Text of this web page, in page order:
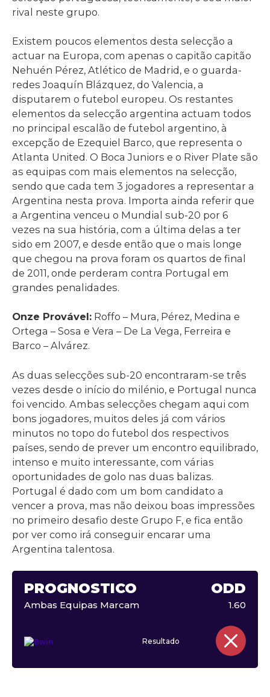
rival neste grupo.
Existem poucos elementos desta selecção a
actuar na Europa, com apenas o capitão capitão
Nehuén Pérez, Atlético de Madrid, e o guarda-
redes Joaquín Blázquez, do Valencia, a
disputarem o futebol europeu. Os restantes
elementos da selecção argentina actuam todos
no principal escalão de futebol argentino, à
excepção de Ezequiel Barco, que representa o
Atlanta United. O Boca Juniors e o River Plate são
as equipas com mais elementos na selecção,
sendo que cada tem 3 jogadores a representar a
Argentina nesta prova. Importa ainda referir que
a Argentina venceu o Mundial sub-20 por 6
vezes na sua história, com a última delas a ter
sido em 2007, e desde então que o mais longe
que chegou na prova foram os quartos de final
de 2011, onde perderam contra Portugal em
grandes penalidades.
Onze Provável: Roffo – Mura, Pérez, Medina e
Ortega – Sosa e Vera – De La Vega, Ferreira e
Barco – Alvárez.
As duas selecções sub-20 encontraram-se três
vezes desde o início do milénio, e Portugal nunca
foi vencido. Ambas selecções chegam aqui com
bons jogadores, muitos deles já com vários
minutos no topo do futebol dos respectivos
países, sendo de prever um encontro equilibrado,
intenso e muito interessante, com várias
oportunidades de golo nas duas balizas.
Portugal é dado com um bom candidato a
vencer a prova, mas não deixou boas impressões
no primeiro desafio deste Grupo F, e fica então
por ver como irá conseguir encarar uma
Argentina talentosa.
PROGNÓSTICO ODD
Ambas Equipas Marcam 1.60
Resultado